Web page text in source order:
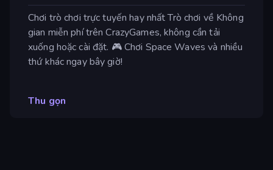
Chơi trò chơi trực tuyến hay nhất Trò chơi về Không
gian miễn phí trên CrazyGames, không cần tải
xuống hoặc cài đặt. 🎮 Chơi Space Waves và nhiều
thứ khác ngay bây giờ!
Thu gọn